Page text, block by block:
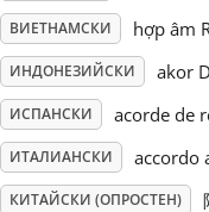
Русский
Svenska
Tiếng Việt
ВИЕТНАМСКИ hợp âm
ИНДОНЕЗИЙСКИ akor
ИСПАНСКИ acorde de
ИТАЛИАНСКИ accordo
КИТАЙСКИ (ОПРОСТЕН)